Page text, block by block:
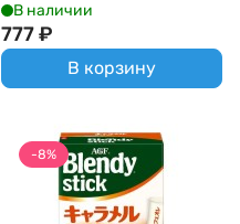
В наличии
777₽
В корзину
-8%